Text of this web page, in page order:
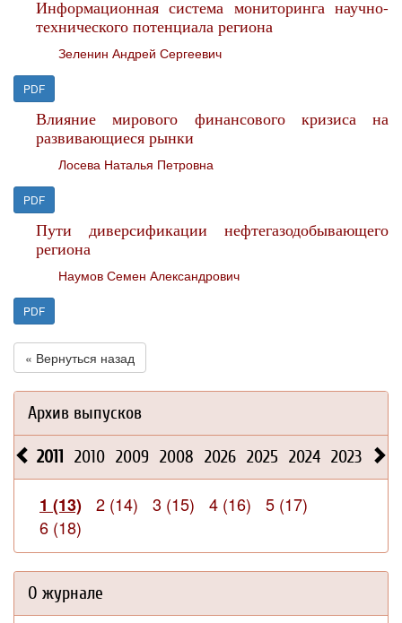
Информационная система мониторинга научно-
технического потенциала региона
Зеленин Андрей Сергеевич
PDF
Влияние мирового финансового кризиса на
развивающиеся рынки
Лосева Наталья Петровна
PDF
Пути диверсификации нефтегазодобывающего
региона
Наумов Семен Александрович
PDF
« Вернуться назад
Архив выпусков
2011 2010 2009 2008 2026 2025 2024 2023 2022
1 (13) 2 (14) 3 (15) 4 (16)
5 (17)
6 (18)
О журнале